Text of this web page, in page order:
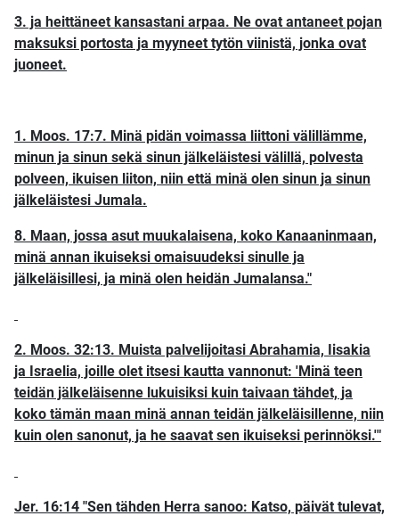
3. ja heittäneet kansastani arpaa. Ne ovat antaneet pojan
maksuksi portosta ja myyneet tytön viinistä, jonka ovat
juoneet.
1. Moos. 17:7. Minä pidän voimassa liittoni välillämme,
minun ja sinun sekä sinun jälkeläistesi välillä, polvesta
polveen, ikuisen liiton, niin että minä olen sinun ja sinun
jälkeläistesi Jumala.
8. Maan, jossa asut muukalaisena, koko Kanaaninmaan,
minä annan ikuiseksi omaisuudeksi sinulle ja
jälkeläisillesi, ja minä olen heidän Jumalansa."
2. Moos. 32:13. Muista palvelijoitasi Abrahamia, Iisakia
ja Israelia, joille olet itsesi kautta vannonut: 'Minä teen
teidän jälkeläisenne lukuisiksi kuin taivaan tähdet, ja
koko tämän maan minä annan teidän jälkeläisillenne, niin
kuin olen sanonut, ja he saavat sen ikuiseksi perinnöksi.'"
Jer. 16:14 "Sen tähden Herra sanoo: Katso, päivät tulevat,